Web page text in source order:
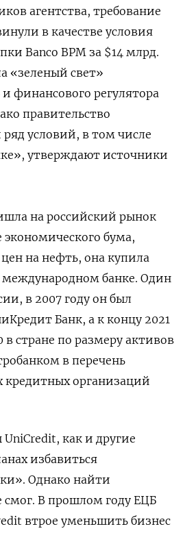
агентства, требование
в качестве условия
Banco BPM за $14 млрд.
«зеленый свет»
финансового регулятора
правительство
условий, в том числе
утверждают источники
на российский рынок
экономического бума,
на нефть, она купила
банке. Один
в 2007 году он был
Банк, а к концу 2021
стране по размеру активов
в перечень
организаций
как и другие
избавиться
Однако найти
смог. В прошлом году ЕЦБ
втрое уменьшить бизнес